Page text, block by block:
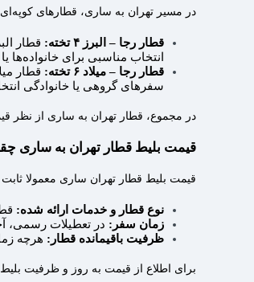
در مسیر تهران به ساری، قطارهای
قطار رجا – البرز ۴ تخته:
قطار
انتخاب مناسبی برای
قطار رجا – میلاد ۶ تخته:
قطار
سفرهای گروهی یا خانوادگی
در مجموع، قطار تهران به ساری از نظر
قیمت بلیط قطار تهران به ساری
قیمت بلیط قطار تهران ساری معمولا
نوع قطار و خدمات ارائه‌ شده:
زمان سفر: در تعطیلات رسمی،
ظرفیت باقیمانده قطار: هرچه
برای اطلاع از قیمت به‌ روز و ظرفیت